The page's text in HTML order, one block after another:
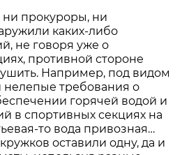
ни прокуроры, ни
каких-либо
не говоря уже о
противной стороне
Например, под видом
нелепые требования о
горячей водой и
в спортивных секциях на
то вода привозная…
оставили одну, да и